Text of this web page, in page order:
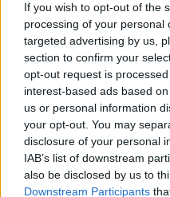
If you wish to opt-out of the
processing of your personal
targeted advertising by us,
section to confirm your
opt-out request is
interest-based ads based
us or personal information
your opt-out. You may
disclosure of your personal
IAB’s list of downstream
also be disclosed by us to
Downstream Participants